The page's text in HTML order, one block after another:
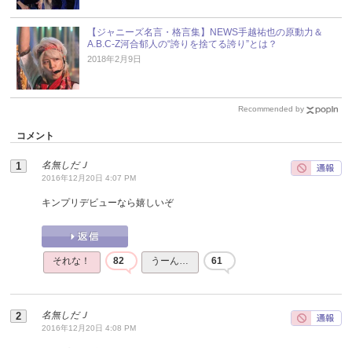
【ジャニーズ名言・格言集】NEWS手越祐也の原動力＆
A.B.C-Z河合郁人の“誇りを捨てる誇り”とは？
2018年2月9日
Recommended by
コメント
名無しだＪ
2016年12月20日 4:07 PM
キンプリデビューなら嬉しいぞ
それな！ 82 うーん… 61
名無しだＪ
2016年12月20日 4:08 PM